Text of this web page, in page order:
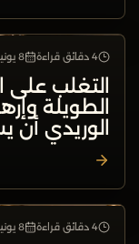
4 دقائق قراءة 8 يونيو 2026
التغلب على
الطويلة
الوريدي أن
4 دقائق قراءة 8 يونيو 2026